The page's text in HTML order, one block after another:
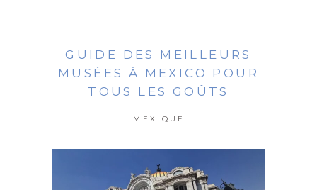
GUIDE DES MEILLEURS
MUSÉES À MEXICO POUR
TOUS LES GOÛTS
MEXIQUE